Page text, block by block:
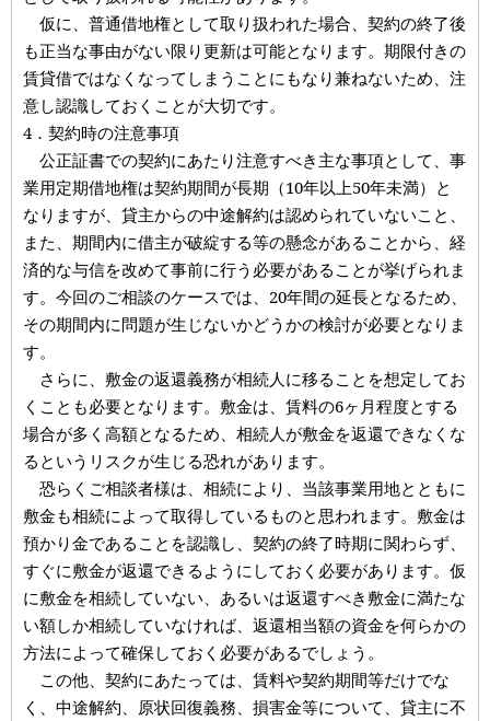
仮に、普通借地権として取り扱われた場合、契約の終了後
も正当な事由がない限り更新は可能となります。期限付きの
賃貸借ではなくなってしまうことにもなり兼ねないため、注
意し認識しておくことが大切です。
4．契約時の注意事項
公正証書での契約にあたり注意すべき主な事項として、事
業用定期借地権は契約期間が長期（10年以上50年未満）と
なりますが、貸主からの中途解約は認められていないこと、
また、期間内に借主が破綻する等の懸念があることから、経
済的な与信を改めて事前に行う必要があることが挙げられま
す。今回のご相談のケースでは、20年間の延長となるため、
その期間内に問題が生じないかどうかの検討が必要となりま
す。
さらに、敷金の返還義務が相続人に移ることを想定してお
くことも必要となります。敷金は、賃料の6ヶ月程度とする
場合が多く高額となるため、相続人が敷金を返還できなくな
るというリスクが生じる恐れがあります。
恐らくご相談者様は、相続により、当該事業用地とともに
敷金も相続によって取得しているものと思われます。敷金は
預かり金であることを認識し、契約の終了時期に関わらず、
すぐに敷金が返還できるようにしておく必要があります。仮
に敷金を相続していない、あるいは返還すべき敷金に満たな
い額しか相続していなければ、返還相当額の資金を何らかの
方法によって確保しておく必要があるでしょう。
この他、契約にあたっては、賃料や契約期間等だけでな
く、中途解約、原状回復義務、損害金等について、貸主に不